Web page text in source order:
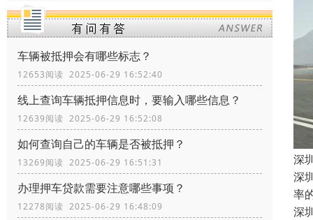
车辆被抵押会有哪些标志？
12653阅读 2025-06-29 16:52:40
线上查询车辆抵押信息时，要输入哪些信息？
12639阅读 2025-06-29 16:52:08
如何查询自己的车辆是否被抵押？
13269阅读 2025-06-29 16:51:31
办理押车贷款需要注意哪些事项？
12278阅读 2025-06-29 16:48:09
深
深
率
深